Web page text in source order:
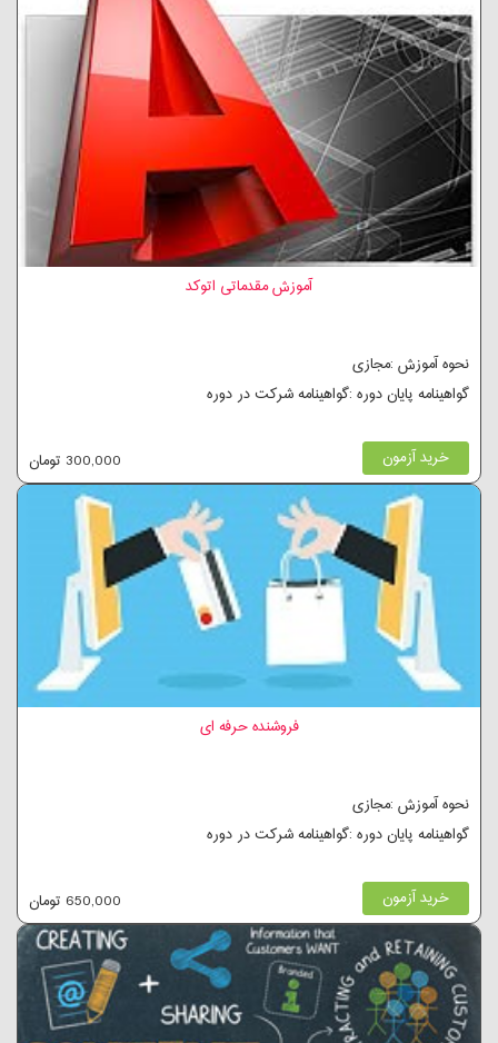
آموزش مقدماتی اتوکد
نحوه آموزش :مجازی
گواهینامه پایان دوره :گواهینامه شرکت در دوره
خرید آزمون 300,000 تومان
فروشنده حرفه ای
نحوه آموزش :مجازی
گواهینامه پایان دوره :گواهینامه شرکت در دوره
خرید آزمون 650,000 تومان